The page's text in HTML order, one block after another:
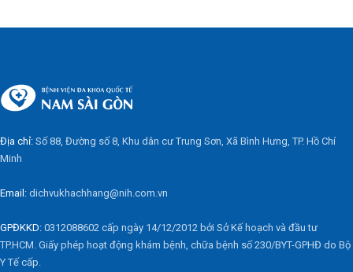
Địa chỉ: Số 88, Đường số 8, Khu dân cư Trung Sơn, Xã Bình Hưng, TP. Hồ Chí
Minh
Email: dichvukhachhang@nih.com.vn
GPĐKKD: 0312088602 cấp ngày 14/12/2012 bởi Sở Kế hoạch và đầu tư
TP.HCM. Giấy phép hoạt động khám bệnh, chữa bệnh số 230/BYT-GPHĐ do Bộ
Y Tế cấp.